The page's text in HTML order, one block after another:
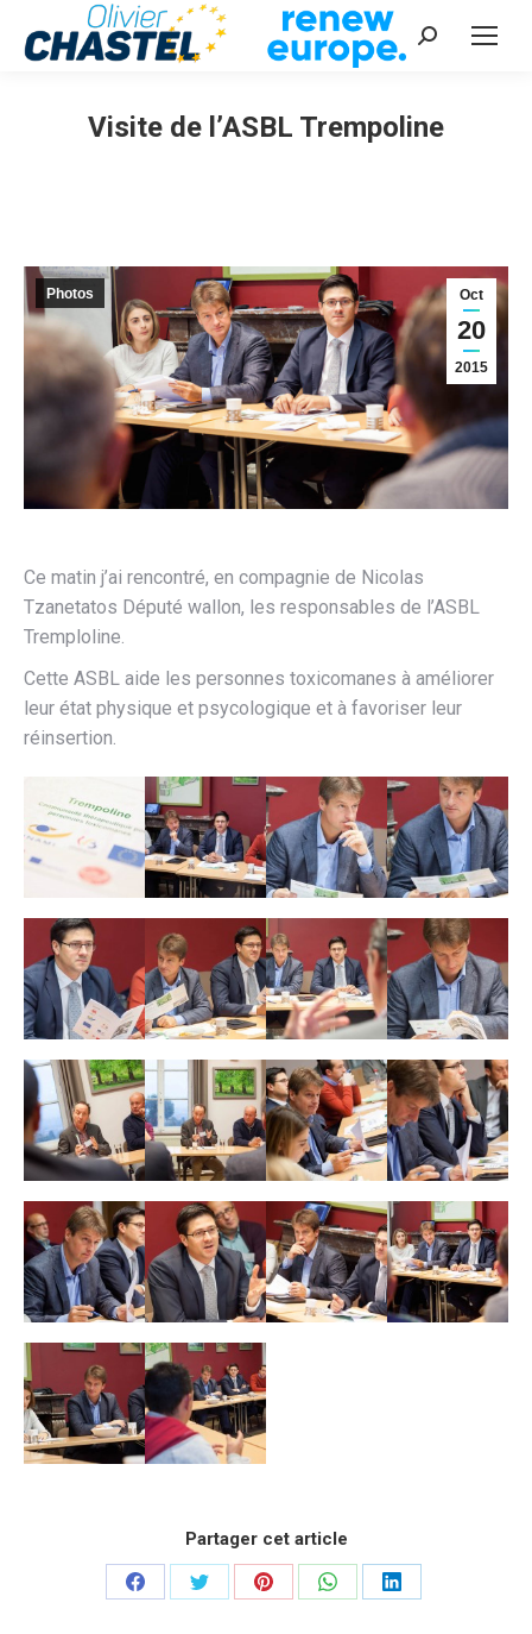
Recherche
Visite de l’ASBL Trempoline
Oct
20
2015
Photos
Ce matin j’ai rencontré, en compagnie de Nicolas
Tzanetatos Député wallon, les responsables de l’ASBL
Tremploline.
Cette ASBL aide les personnes toxicomanes à améliorer
leur état physique et psycologique et à favoriser leur
réinsertion.
Partager cet article
PartagerPartagerPartagerPartagerPartager